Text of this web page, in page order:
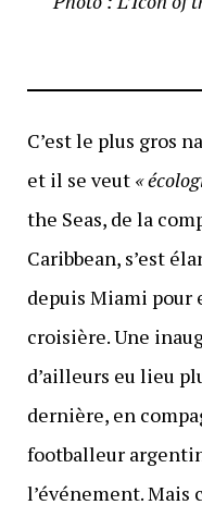
C’est le plus gros
et il se veut «
the Seas, de la
Caribbean, s’est
depuis Miami pour
croisière. Une
d’ailleurs eu lieu
dernière, en
footballeur
l’événement.